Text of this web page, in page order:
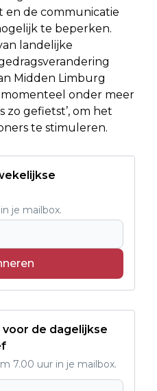
en de communicatie
te beperken.
landelijke
Midden Limburg
onder meer
zo gefietst’, om het
te stimuleren.
je mailbox.
voor de dagelijkse
7.00 uur in je mailbox.